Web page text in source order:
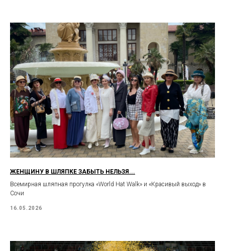
ЖЕНЩИНУ В ШЛЯПКЕ ЗАБЫТЬ НЕЛЬЗЯ...
Всемирная шляпная прогулка «World Hat Walk» и «Красивый выход» в
Сочи
16.05.2026